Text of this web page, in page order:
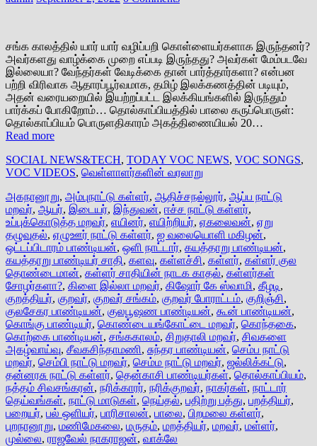
சங்க காலத்தில் யார் யார் வழிப்பறி கொள்ளையர்களாக இருந்தனர்?
அவர்களது வாழ்க்கை முறை எப்படி இருந்தது? அவர்கள் மேம்படவே
இல்லையா? வேந்தர்கள் வேடிக்கை தான் பார்த்தார்களா? என்பன
பற்றி விரிவாக ஆதாரப்பூர்வமாக, தமிழ் இலக்கணத்தின் படியும்,
அதன் வரையறையில் இயற்றப்பட்ட இலக்கியங்களில் இருந்தும்
பார்க்கப் போகிறோம்… தொல்காப்பியத்தில் பாலை கருப்பொருள்:
தொல்காப்பியம் பொருளதிகாரம் அகத்திணையியல் 20…
Read more
SOCIAL NEWS&TECH, TODAY VOC NEWS, VOC SONGS,
VOC VIDEOS, வெள்ளாளர்களின் வரலாறு
அகநானூறு, அம்புநாட்டு கள்ளர், ஆதிச்சநல்லூர், ஆப்ப நாட்டு
மறவர், ஆயர், இடையர், இந்துவன், ஈச்ச நாட்டு கள்ளர்,
உப்புக்கொடுத்த மறவர், எயினர், எயிற்றியர், ஏகலைவன், ஏறு
தழுவுதல், ஏழுஊர் நாட்டு கள்ளர், ஐ வலையொளி மகிழன்,
ஒட்டப்பிடாரம் பாண்டியன், ஒளி நாட்டார், கயத்தாறு பாண்டியன்,
கயத்தாறு பாண்டியர் சாதி, களவு, கள்ளச்சி, கள்ளர், கள்ளர் குல
தொண்டைமான், கள்ளர் சாதியின் நாடக காதல், கள்ளர்கள்
சோழர்களா?, கிளை இல்லா மறவர், கிஷோர் கே ஸ்வாமி, கீழடி,
குறத்தியர், குறவர், குறவர் சங்கம், குறவர் போராட்டம், குறிஞ்சி,
குலசேகர பாண்டியன், குலபூஷண பாண்டியன், கூன் பாண்டியன்,
கொங்கு பாண்டியர், கொண்டையங்கோட்டை மறவர், கொந்தகை,
கொற்கை பாண்டியன், சங்ககாலம், சிறுதாலி மறவர், சிவகளை
அகழ்வாய்வு, சீவகசிந்தாமணி, சுந்தர பாண்டியன், செம்ப நாட்டு
மறவர், செம்பி நாட்டு மறவர், செம்ம நாட்டு மறவர், ஜல்லிக்கட்டு,
தன்னரசு நாட்டு கள்ளர், தென்காசி பாண்டியர்கள், தொல்காப்பியம்,
நத்தம் சிவசங்கரன், நரிக்காரர், நரிக்குறவர், நாகர்கள், நாட்டார்
தெய்வங்கள், நாட்டு மாடுகள், நெய்தல், பதிற்று பத்து, பறத்தியர்,
பறையர், பல் ஒளியர், பாரிசாலன், பாலை, பிறமலை கள்ளர்,
புறநானூறு, மணிமேகலை, மருதம், மறத்தியர், மறவர், மள்ளர்,
முல்லை, ராஜவேல் நாகராஜன், வாக்லே